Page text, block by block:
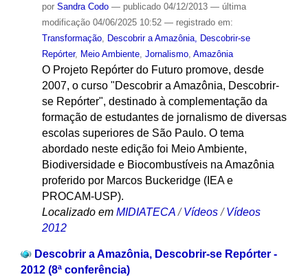
por Sandra Codo — publicado04/12/2013 — última
modificação04/06/2025 10:52 — registrado em:
Transformação, Descobrir a Amazônia, Descobrir-se
Repórter, Meio Ambiente, Jornalismo, Amazônia
O Projeto Repórter do Futuro promove, desde
2007, o curso "Descobrir a Amazônia, Descobrir-
se Repórter", destinado à complementação da
formação de estudantes de jornalismo de diversas
escolas superiores de São Paulo. O tema
abordado neste edição foi Meio Ambiente,
Biodiversidade e Biocombustíveis na Amazônia
proferido por Marcos Buckeridge (IEA e
PROCAM-USP).
Localizado em MIDIATECA /Vídeos /Vídeos
2012
Descobrir a Amazônia, Descobrir-se Repórter -
2012 (8ª conferência)